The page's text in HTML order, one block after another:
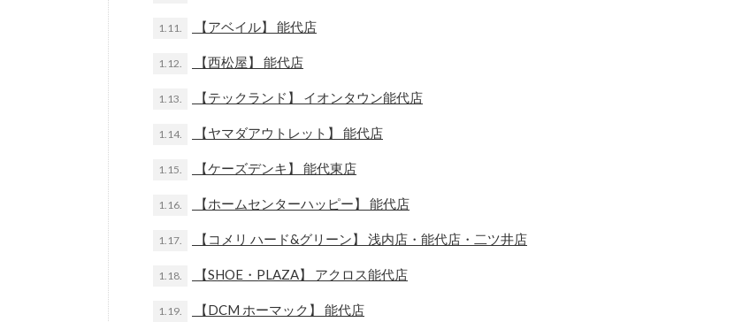
1.11. 【アベイル】 能代店
1.12. 【西松屋】 能代店
1.13. 【テックランド】 イオンタウン能代店
1.14. 【ヤマダアウトレット】 能代店
1.15. 【ケーズデンキ】 能代東店
1.16. 【ホームセンターハッピー】 能代店
1.17. 【コメリ ハード&グリーン】 浅内店・能代店・二ツ井店
1.18. 【SHOE・PLAZA】 アクロス能代店
1.19. 【DCM ホーマック】 能代店